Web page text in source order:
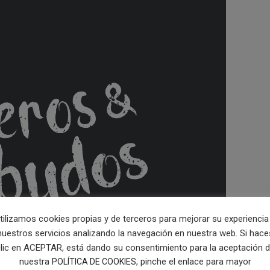
cookies propias y de terceros para mejorar su
servicios analizando la navegación en nuestra web. Si
en ACEPTAR, está dando su consentimiento para la aceptación
nuestra POLÍTICA DE COOKIES, pinche el enlace para mayor